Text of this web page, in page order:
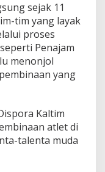
sejak 11
tim yang layak
proses
Penajam
menonjol
yang
Kaltim
atlet di
talenta muda